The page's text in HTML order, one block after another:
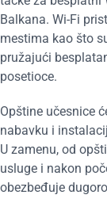
Balkana. Wi-Fi
mestima kao što
pružajući
posetioce.
Opštine učesnice
nabavku i
U zamenu, od
usluge i nakon
obezbeđuje